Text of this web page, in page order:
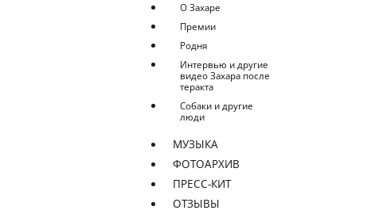
О Захаре
Премии
Родня
Интервью и другие
видео Захара после
теракта
Собаки и другие
люди
МУЗЫКА
ФОТОАРХИВ
ПРЕСС-КИТ
ОТЗЫВЫ